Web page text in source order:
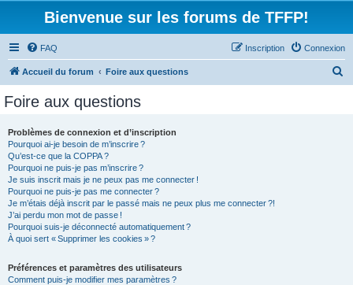
Bienvenue sur les forums de TFFP!
FAQ Connexion
Inscription
Accueil du forum Foire aux questions
Foire aux questions
Problèmes de connexion et d’inscription
Pourquoi ai-je besoin de m’inscrire ?
Qu’est-ce que la COPPA ?
Pourquoi ne puis-je pas m’inscrire ?
Je suis inscrit mais je ne peux pas me connecter !
Pourquoi ne puis-je pas me connecter ?
Je m’étais déjà inscrit par le passé mais ne peux plus me connecter ?!
J’ai perdu mon mot de passe !
Pourquoi suis-je déconnecté automatiquement ?
À quoi sert « Supprimer les cookies » ?
Préférences et paramètres des utilisateurs
Comment puis-je modifier mes paramètres ?